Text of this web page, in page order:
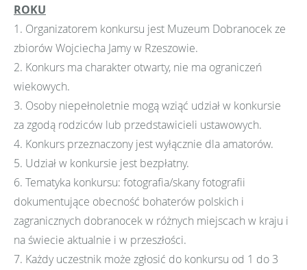
ROKU
1. Organizatorem konkursu jest Muzeum Dobranocek ze
zbiorów Wojciecha Jamy w Rzeszowie.
2. Konkurs ma charakter otwarty, nie ma ograniczeń
wiekowych.
3. Osoby niepełnoletnie mogą wziąć udział w konkursie
za zgodą rodziców lub przedstawicieli ustawowych.
4. Konkurs przeznaczony jest wyłącznie dla amatorów.
5. Udział w konkursie jest bezpłatny.
6. Tematyka konkursu: fotografia/skany fotografii
dokumentujące obecność bohaterów polskich i
zagranicznych dobranocek w różnych miejscach w kraju i
na świecie aktualnie i w przeszłości.
7. Każdy uczestnik może zgłosić do konkursu od 1 do 3